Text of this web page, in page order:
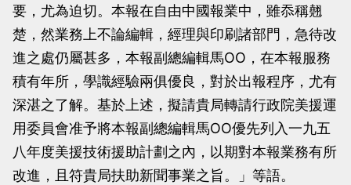
要，尤為迫切。本報在自由中國報業中，雖忝稱翹
楚，然業務上不論編輯，經理與印刷諸部門，急待改
進之處仍屬甚多，本報副總編輯馬OO，在本報服務
積有年所，學識經驗兩俱優良，對於出報程序，尤有
深湛之了解。基於上述，擬請貴局轉請行政院美援運
用委員會准予將本報副總編輯馬OO優先列入一九五
八年度美援技術援助計劃之內，以期對本報業務有所
改進，且符貴局扶助新聞事業之旨。」等語。